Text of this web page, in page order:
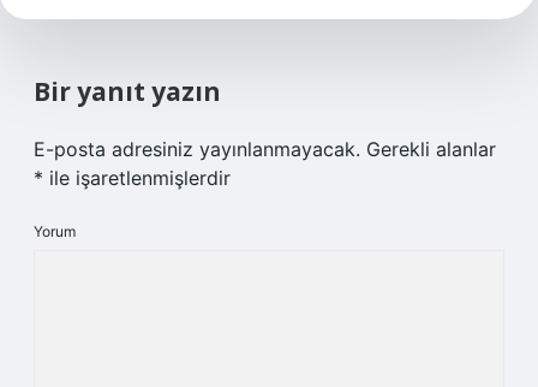
Bir yanıt yazın
E-posta adresiniz yayınlanmayacak. Gerekli alanlar
* ile işaretlenmişlerdir
Yorum